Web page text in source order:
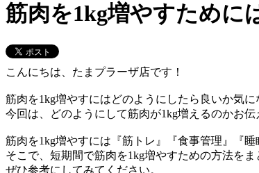
筋肉を1kg増やすために
こんにちは、たまプラーザ店です！
筋肉を1kg増やすにはどのようにしたら良いか気
今回は、どのようにして筋肉が1kg増えるのかお伝
筋肉を1kg増やすには 『筋トレ』『食事管理』『睡
そこで、短期間で筋肉を1kg増やすための方法をま
ぜひ参考にしてみてください。